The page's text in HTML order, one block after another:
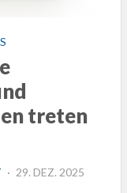
treten
POSTED
29. DEZ. 2025